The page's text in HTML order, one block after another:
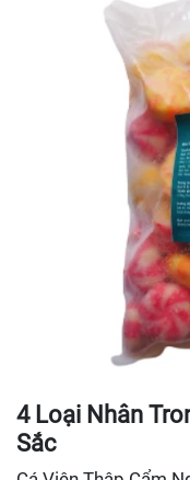
4 Loại Nhân
Sắc